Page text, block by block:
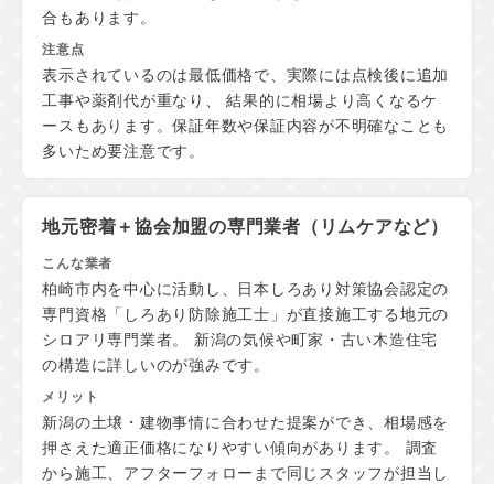
合もあります。
表示されているのは最低価格で、実際には点検後に追加
工事や薬剤代が重なり、 結果的に相場より高くなるケ
ースもあります。保証年数や保証内容が不明確なことも
多いため要注意です。
地元密着＋協会加盟の専門業者（リムケアなど）
柏崎市内を中心に活動し、日本しろあり対策協会認定の
専門資格「しろあり防除施工士」が直接施工する地元の
シロアリ専門業者。 新潟の気候や町家・古い木造住宅
の構造に詳しいのが強みです。
新潟の土壌・建物事情に合わせた提案ができ、相場感を
押さえた適正価格になりやすい傾向があります。 調査
から施工、アフターフォローまで同じスタッフが担当し